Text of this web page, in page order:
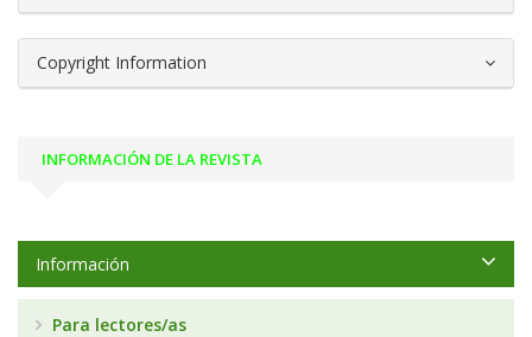
Copyright Information
INFORMACIÓN DE LA REVISTA
Información
Para lectores/as